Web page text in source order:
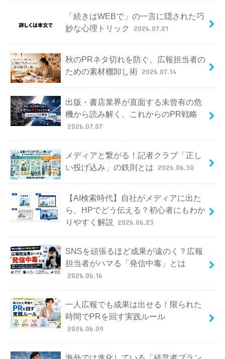
「続きはWEBで」の一言に隠された巧
妙な心理トリック
2026.07.21
秋のPRネタ切れを防ぐ、広報担当者の
ための素材棚卸し術 2026.07.14
出版・書店業界が直面する未曾有の危
機から読み解く、これからのPR戦略
2026.07.07
メディアと繋がる！記者クラブ「正し
い投げ込み」の鉄則とは 2026.06.30
【AI検索時代】自社がメディアに出た
ら、HPでどう伝える？初心者にもわか
りやすく解説
2026.06.23
SNSを頑張るほど成果が遠のく？広報
担当者がハマる「発信中毒」とは
2026.06.16
一人広報でも成果は出せる！限られた
時間でPRを回す実践ルール
2026.06.09